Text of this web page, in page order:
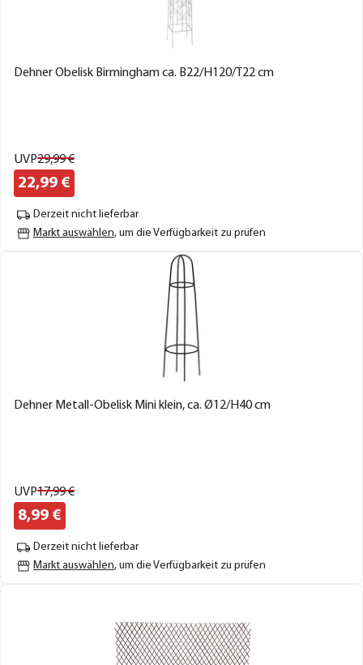
Dehner Obelisk Birmingham ca. B22/H120/T22 cm
UVP29,99€
22,99 €
Derzeit nicht lieferbar
Markt auswählen, um die Verfügbarkeit zu prüfen
Dehner Metall-Obelisk Mini klein, ca. Ø12/H40 cm
UVP17,99€
8,99 €
Derzeit nicht lieferbar
Markt auswählen, um die Verfügbarkeit zu prüfen